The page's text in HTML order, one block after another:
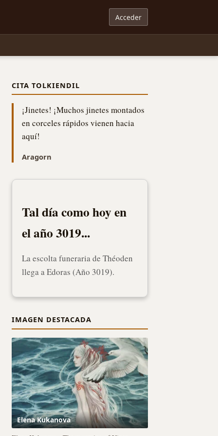
Acceder
CITA TOLKIENDIL
¡Jinetes! ¡Muchos jinetes montados
en corceles rápidos vienen hacia
aquí!
Aragorn
Tal día como hoy en
el año 3019...
La escolta funeraria de Théoden
llega a Edoras (Año 3019).
IMAGEN DESTACADA
Elena Kukanova